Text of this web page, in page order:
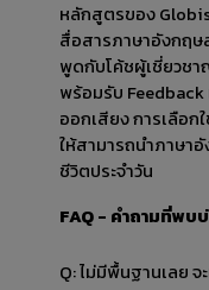
หลักสูตรของ
สื่อสารภาษาอังกฤษ
พูดกับโค้ชผู้เชี่ยวช
พร้อมรับ
ออกเสียง การเลือก
ให้สามารถนำภาษาอั
ชีวิตประจำวัน
FAQ - คำถามที่พบ
Q: ไม่มีพื้นฐานเลย